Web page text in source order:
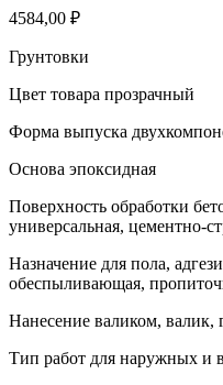
4584,00 ₽
Грунтовки
Цвет товара прозрачный
Форма выпуска
Основа эпоксидная
Поверхность обработки
универсальная, цементно-
Назначение для пола,
обеспыливающая,
Нанесение валиком, валик,
Тип работ для наружных и